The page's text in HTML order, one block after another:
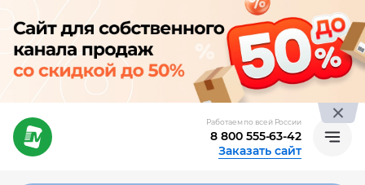
Работаем по всей России
8 800 555-63-42
Заказать сайт